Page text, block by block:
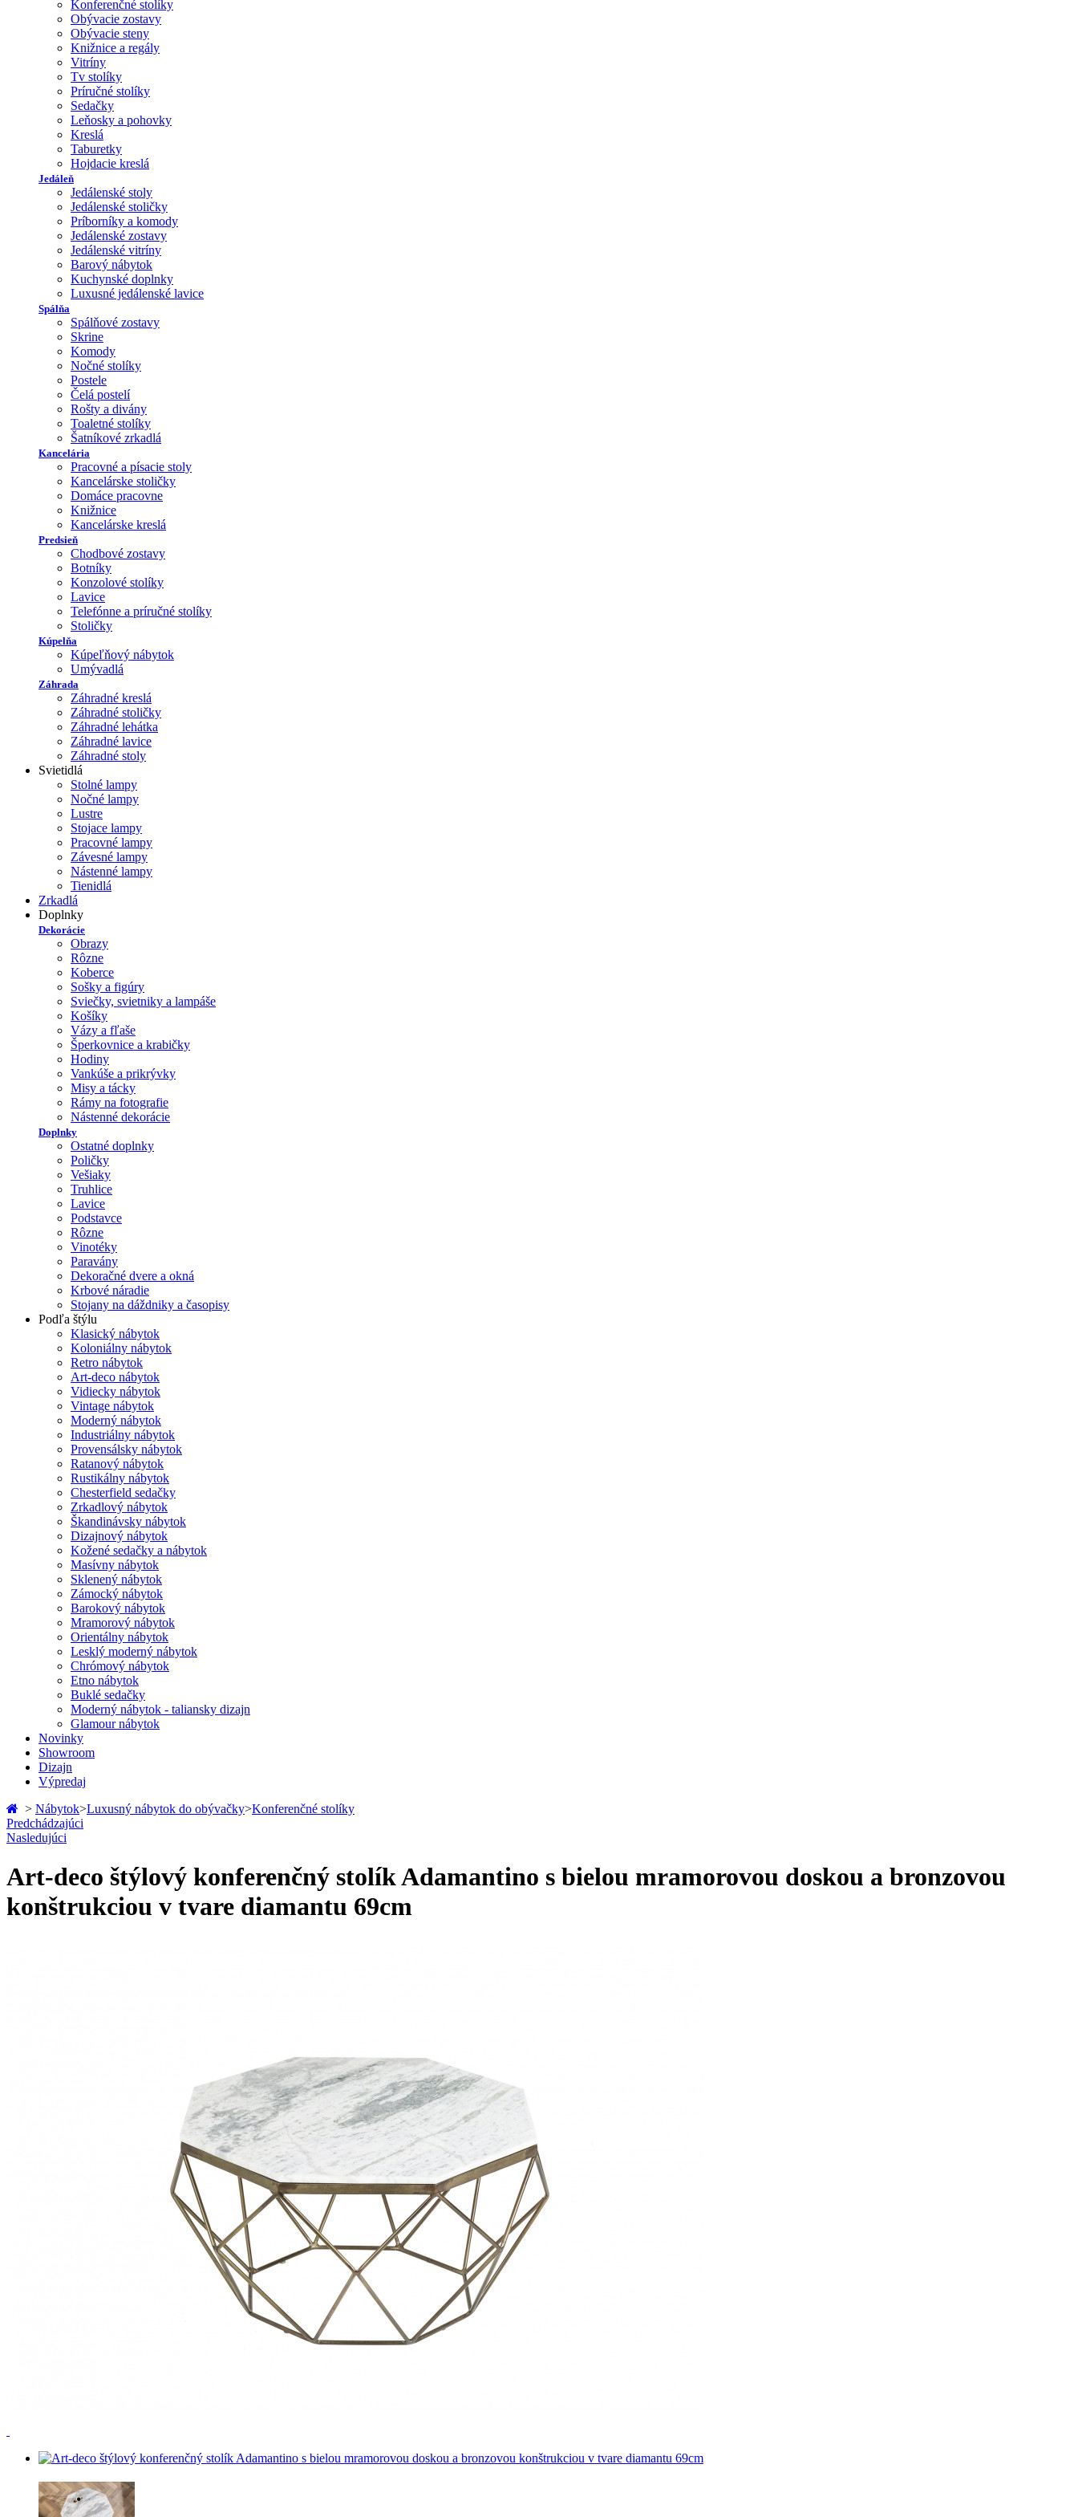
Konferenčné stolíky
Obývacie zostavy
Obývacie steny
Knižnice a regály
Vitríny
Tv stolíky
Príručné stolíky
Sedačky
Leňosky a pohovky
Kreslá
Taburetky
Hojdacie kreslá
Jedáleň
Jedálenské stoly
Jedálenské stoličky
Príborníky a komody
Jedálenské zostavy
Jedálenské vitríny
Barový nábytok
Kuchynské doplnky
Luxusné jedálenské lavice
Spálňa
Spálňové zostavy
Skrine
Komody
Nočné stolíky
Postele
Čelá postelí
Rošty a divány
Toaletné stolíky
Šatníkové zrkadlá
Kancelária
Pracovné a písacie stoly
Kancelárske stoličky
Domáce pracovne
Knižnice
Kancelárske kreslá
Predsieň
Chodbové zostavy
Botníky
Konzolové stolíky
Lavice
Telefónne a príručné stolíky
Stoličky
Kúpelňa
Kúpeľňový nábytok
Umývadlá
Záhrada
Záhradné kreslá
Záhradné stoličky
Záhradné lehátka
Záhradné lavice
Záhradné stoly
Svietidlá
Stolné lampy
Nočné lampy
Lustre
Stojace lampy
Pracovné lampy
Závesné lampy
Nástenné lampy
Tienidlá
Zrkadlá
Doplnky
Dekorácie
Obrazy
Rôzne
Koberce
Sošky a figúry
Sviečky, svietniky a lampáše
Košíky
Vázy a fľaše
Šperkovnice a krabičky
Hodiny
Vankúše a prikrývky
Misy a tácky
Rámy na fotografie
Nástenné dekorácie
Doplnky
Ostatné doplnky
Poličky
Vešiaky
Truhlice
Lavice
Podstavce
Rôzne
Vinotéky
Paravány
Dekoračné dvere a okná
Krbové náradie
Stojany na dáždniky a časopisy
Podľa štýlu
Klasický nábytok
Koloniálny nábytok
Retro nábytok
Art-deco nábytok
Vidiecky nábytok
Vintage nábytok
Moderný nábytok
Industriálny nábytok
Provensálsky nábytok
Ratanový nábytok
Rustikálny nábytok
Chesterfield sedačky
Zrkadlový nábytok
Škandinávsky nábytok
Dizajnový nábytok
Kožené sedačky a nábytok
Masívny nábytok
Sklenený nábytok
Zámocký nábytok
Barokový nábytok
Mramorový nábytok
Orientálny nábytok
Lesklý moderný nábytok
Chrómový nábytok
Etno nábytok
Buklé sedačky
Moderný nábytok - taliansky dizajn
Glamour nábytok
Novinky
Showroom
Dizajn
Výpredaj
> Nábytok>Luxusný nábytok do obývačky>Konferenčné stolíky
Predchádzajúci
Nasledujúci
Art-deco štýlový konferenčný stolík Adamantino s bielou mramorovou doskou a bronzovou
konštrukciou v tvare diamantu 69cm